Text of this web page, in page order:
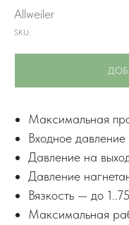
Allweiler
SKU:
Максимальная
Входное
Давление на
Давление
Вязкость — до
Максимальная